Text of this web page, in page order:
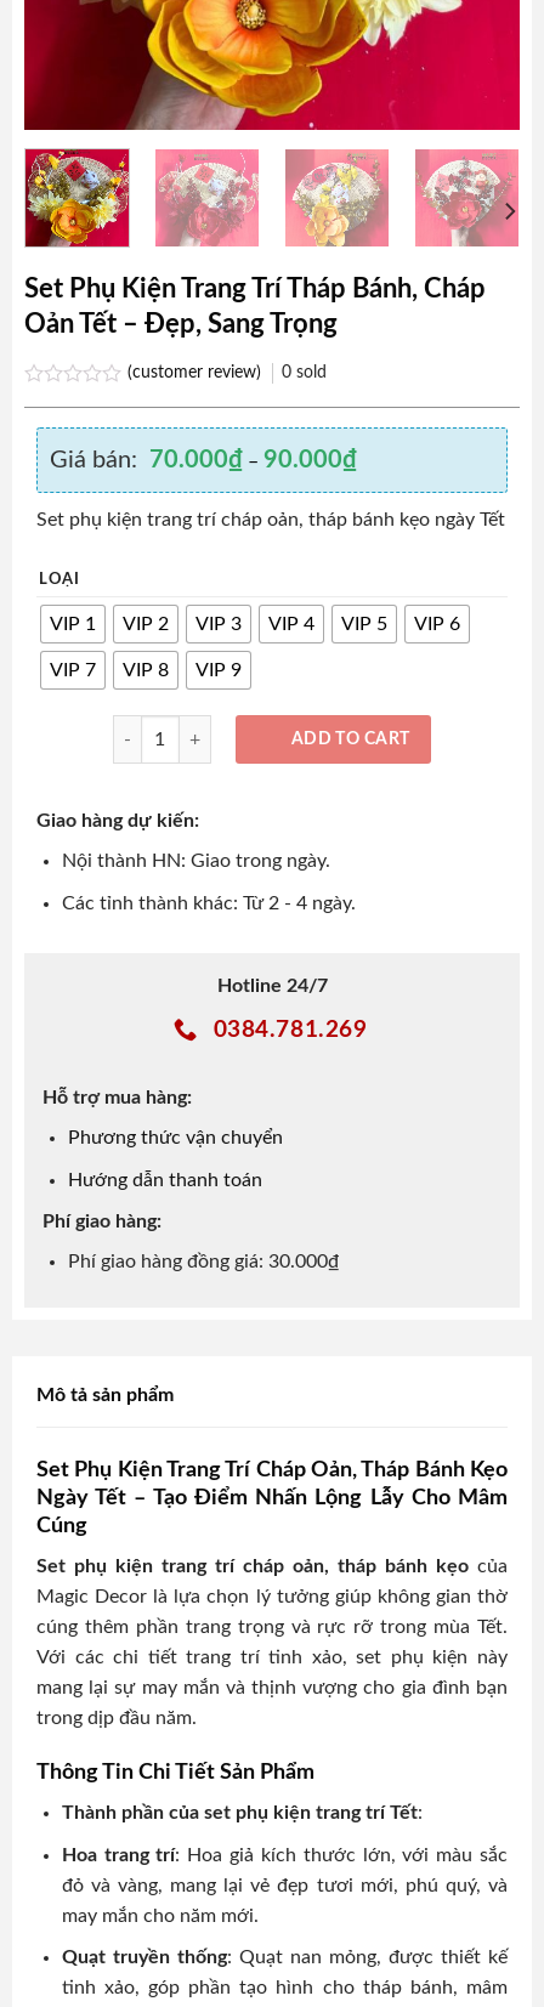
Set Phụ Kiện Trang Trí Tháp Bánh, Cháp
Oản Tết – Đẹp, Sang Trọng
out
of
(customer review) 0sold
Giá bán: 70.000₫ – 90.000₫
Set phụ kiện trang trí cháp oản, tháp bánh kẹo ngày Tết
LOẠI
VIP 1 VIP 2 VIP 3 VIP 4 VIP 5 VIP 6
VIP 7 VIP 8 VIP 9
Set Phụ Kiện Trang Trí Tháp Bánh, Cháp Oản Tết – Đẹp,
ADD TO CART
Giao hàng dự kiến:
Nội thành HN: Giao trong ngày.
Các tỉnh thành khác: Từ 2 - 4 ngày.
Hotline 24/7
0384.781.269
Hỗ trợ mua hàng:
Phương thức vận chuyển
Hướng dẫn thanh toán
Phí giao hàng:
Phí giao hàng đồng giá: 30.000₫
Mô tả sản phẩm
Set Phụ Kiện Trang Trí Cháp Oản, Tháp Bánh Kẹo
Ngày Tết – Tạo Điểm Nhấn Lộng Lẫy Cho Mâm
Cúng
Set phụ kiện trang trí cháp oản, tháp bánh kẹo của
Magic Decor là lựa chọn lý tưởng giúp không gian thờ
cúng thêm phần trang trọng và rực rỡ trong mùa Tết.
Với các chi tiết trang trí tinh xảo, set phụ kiện này
mang lại sự may mắn và thịnh vượng cho gia đình bạn
trong dịp đầu năm.
Thông Tin Chi Tiết Sản Phẩm
Thành phần của set phụ kiện trang trí Tết:
Hoa trang trí: Hoa giả kích thước lớn, với màu sắc
đỏ và vàng, mang lại vẻ đẹp tươi mới, phú quý, và
may mắn cho năm mới.
Quạt truyền thống: Quạt nan mỏng, được thiết kế
tinh xảo, góp phần tạo hình cho tháp bánh, mâm